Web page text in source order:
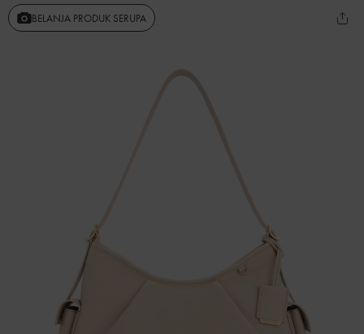
BELANJA PRODUK SERUPA